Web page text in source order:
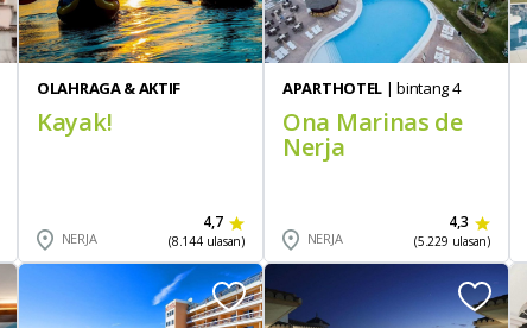
OLAHRAGA & AKTIF
Kayak!
NERJA
4,7
(8.144 ulasan)
APARTHOTEL | bintang 4
Ona Marinas de
Nerja
NERJA
4,3
(5.229 ulasan)